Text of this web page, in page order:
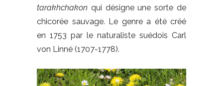
tarakhchakon qui désigne une sorte de
chicorée sauvage. Le genre a été créé
en 1753 par le naturaliste suédois Carl
von Linné (1707-1778).